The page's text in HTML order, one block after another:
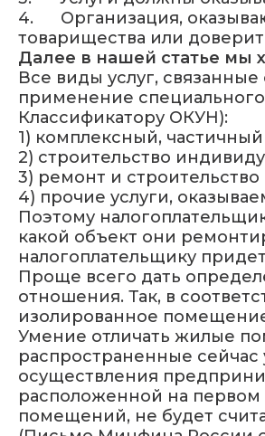
4.
Организация,
товарищества или
Далее в нашей статье мы
Все виды услуг,
применение
Классификатору ОКУН):
1) комплексный,
2) строительство
3) ремонт и
4) прочие услуги,
Поэтому
какой объект они
налогоплательщику
Проще всего дать
отношения. Так, в
изолированное
Умение отличать жилые
распространенные
осуществления
расположенной на
помещений, не будет